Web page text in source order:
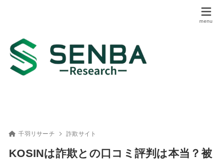
千羽リサーチ 詐欺サイト
KOSINは詐欺との口コミ評判は本当？被